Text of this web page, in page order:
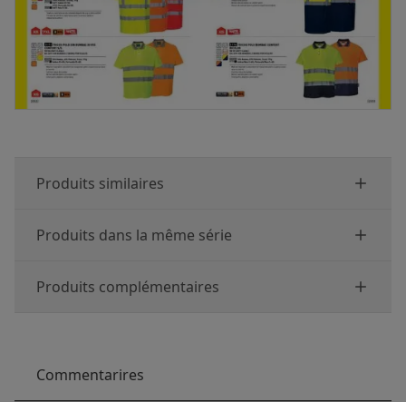
Produits similaires
Produits dans la même série
Produits complémentaires
Commentarires